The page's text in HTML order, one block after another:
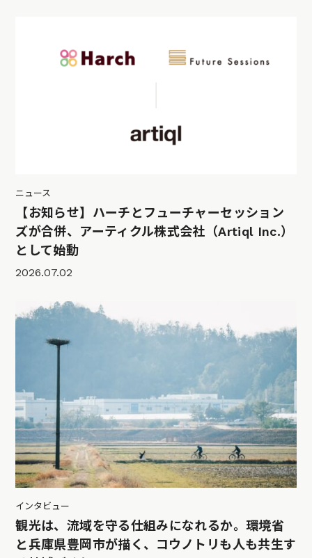
ニュース
【お知らせ】ハーチとフューチャーセッション
ズが合併、アーティクル株式会社（Artiql Inc.）
として始動
2026.07.02
インタビュー
観光は、流域を守る仕組みになれるか。環境省
と兵庫県豊岡市が描く、コウノトリも人も共生す